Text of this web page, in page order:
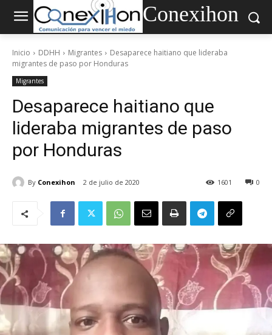
Conexihon
Inicio DDHH Migrantes
Desaparece haitiano que lideraba
migrantes de paso por Honduras
Migrantes
Desaparece haitiano que
lideraba migrantes de paso
por Honduras
By Conexihon 2 de julio de 2020 0
1601